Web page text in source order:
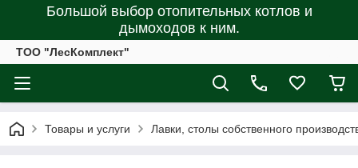
Большой выбор отопительных котлов и
дымоходов к ним.
ТОО "ЛесКомплект"
Товары и услуги Лавки, столы собственного